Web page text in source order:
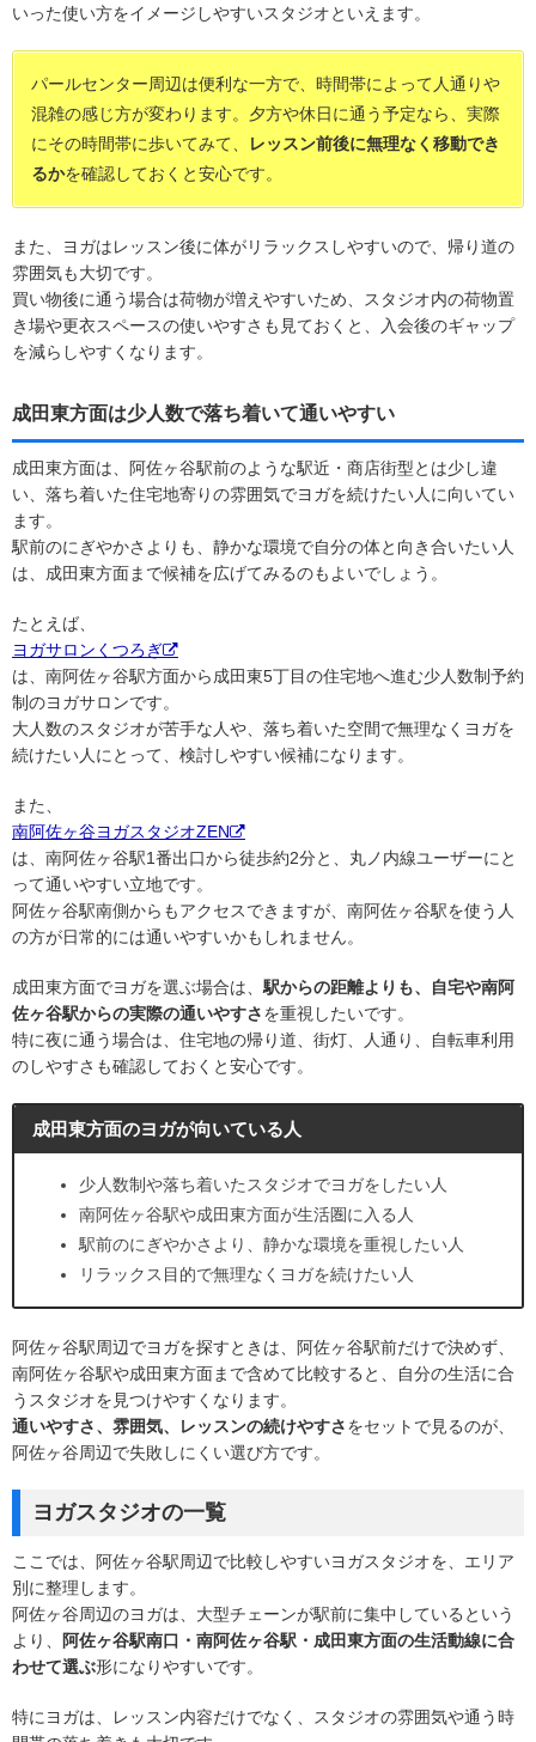
いった使い方をイメージしやすいスタジオといえます。
パールセンター周辺は便利な一方で、時間帯によって人通りや
混雑の感じ方が変わります。夕方や休日に通う予定なら、実際
にその時間帯に歩いてみて、
レッスン前後に無理なく移動でき
るかを確認しておくと安心です。
また、ヨガはレッスン後に体がリラックスしやすいので、帰り道の
雰囲気も大切です。
買い物後に通う場合は荷物が増えやすいため、スタジオ内の荷物置
き場や更衣スペースの使いやすさも見ておくと、入会後のギャップ
を減らしやすくなります。
成田東方面は少人数で落ち着いて通いやすい
成田東方面は、阿佐ヶ谷駅前のような駅近・商店街型とは少し違
い、落ち着いた住宅地寄りの雰囲気でヨガを続けたい人に向いてい
ます。
駅前のにぎやかさよりも、静かな環境で自分の体と向き合いたい人
は、成田東方面まで候補を広げてみるのもよいでしょう。
たとえば、
ヨガサロンくつろぎ
は、南阿佐ヶ谷駅方面から成田東5丁目の住宅地へ進む少人数制予約
制のヨガサロンです。
大人数のスタジオが苦手な人や、落ち着いた空間で無理なくヨガを
続けたい人にとって、検討しやすい候補になります。
また、
南阿佐ヶ谷ヨガスタジオZEN
は、南阿佐ヶ谷駅1番出口から徒歩約2分と、丸ノ内線ユーザーにと
って通いやすい立地です。
阿佐ヶ谷駅南側からもアクセスできますが、南阿佐ヶ谷駅を使う人
の方が日常的には通いやすいかもしれません。
成田東方面でヨガを選ぶ場合は、 駅からの距離よりも、自宅や南阿
佐ヶ谷駅からの実際の通いやすさを重視したいです。
特に夜に通う場合は、住宅地の帰り道、街灯、人通り、自転車利用
のしやすさも確認しておくと安心です。
成田東方面のヨガが向いている人
少人数制や落ち着いたスタジオでヨガをしたい人
南阿佐ヶ谷駅や成田東方面が生活圏に入る人
駅前のにぎやかさより、静かな環境を重視したい人
リラックス目的で無理なくヨガを続けたい人
阿佐ヶ谷駅周辺でヨガを探すときは、阿佐ヶ谷駅前だけで決めず、
南阿佐ヶ谷駅や成田東方面まで含めて比較すると、自分の生活に合
うスタジオを見つけやすくなります。
通いやすさ、雰囲気、レッスンの続けやすさをセットで見るのが、
阿佐ヶ谷周辺で失敗しにくい選び方です。
ヨガスタジオの一覧
ここでは、阿佐ヶ谷駅周辺で比較しやすいヨガスタジオを、エリア
別に整理します。
阿佐ヶ谷周辺のヨガは、大型チェーンが駅前に集中しているという
より、
阿佐ヶ谷駅南口・南阿佐ヶ谷駅・成田東方面の生活動線に合
わせて選ぶ形になりやすいです。
特にヨガは、レッスン内容だけでなく、スタジオの雰囲気や通う時